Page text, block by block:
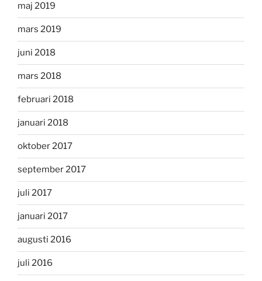
maj 2019
mars 2019
juni 2018
mars 2018
februari 2018
januari 2018
oktober 2017
september 2017
juli 2017
januari 2017
augusti 2016
juli 2016